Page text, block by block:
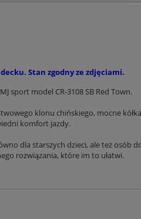
Stan zgodny ze zdjęciami.
sport model CR-3108 SB Red Town.
klonu chińskiego, mocne
komfort jazdy.
dla starszych dzieci, ale też osób
rozwiązania, które im to ułatwi.